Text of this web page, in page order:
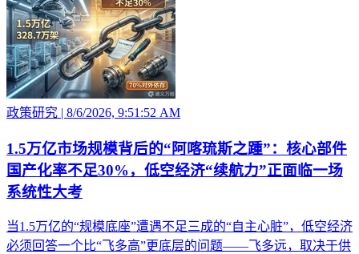
政策研究 | 8/6/2026, 9:51:52 AM
1.5万亿市场规模背后的“阿喀琉斯之踵”：核心部件
国产化率不足30%，低空经济“续航力”正面临一场
系统性大考
当1.5万亿的“规模底座”遭遇不足三成的“自主心脏”，低空经济
必须回答一个比“飞多高”更底层的问题——飞多远，取决于供